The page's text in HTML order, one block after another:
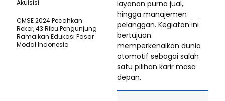
layanan purna jual,
hingga manajemen
pelanggan. Kegiatan ini
bertujuan
memperkenalkan dunia
otomotif sebagai salah
satu pilihan karir masa
depan.
Akuisisi
CMSE 2024 Pecahkan
Rekor, 43 Ribu Pengunjung
Ramaikan Edukasi Pasar
Modal Indonesia